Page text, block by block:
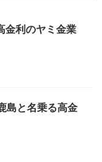
利のヤミ金業
と名乗る高金